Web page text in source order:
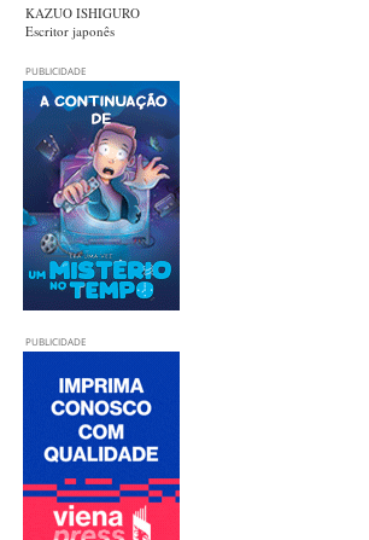
KAZUO ISHIGURO
Escritor japonês
PUBLICIDADE
PUBLICIDADE